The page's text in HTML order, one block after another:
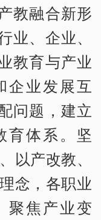
教融合新形
业、企业、
教育与产业
企业发展互
问题，建立
育体系。坚
以产改教、
念，各职业
聚焦产业变